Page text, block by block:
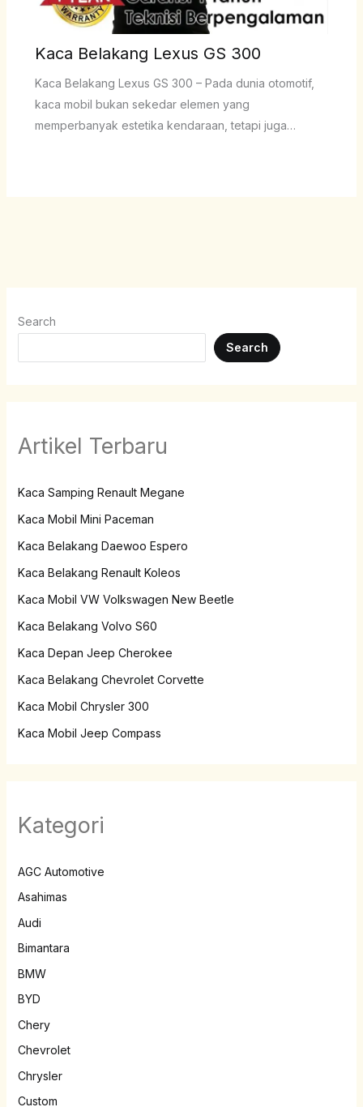
Kaca Belakang Lexus GS 300
Kaca Belakang Lexus GS 300 – Pada dunia otomotif,
kaca mobil bukan sekedar elemen yang
memperbanyak estetika kendaraan, tetapi juga…
Search
Search
Artikel Terbaru
Kaca Samping Renault Megane
Kaca Mobil Mini Paceman
Kaca Belakang Daewoo Espero
Kaca Belakang Renault Koleos
Kaca Mobil VW Volkswagen New Beetle
Kaca Belakang Volvo S60
Kaca Depan Jeep Cherokee
Kaca Belakang Chevrolet Corvette
Kaca Mobil Chrysler 300
Kaca Mobil Jeep Compass
Kategori
AGC Automotive
Asahimas
Audi
Bimantara
BMW
BYD
Chery
Chevrolet
Chrysler
Custom